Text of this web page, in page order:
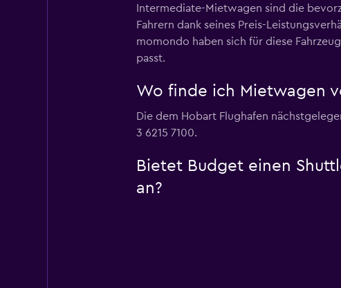
Intermediate-Mietwagen sind die
Fahrern dank seines Preis-
momondo haben sich für diese
passt.
Wo finde ich Mietwagen
Die dem Hobart Flughafen
3 6215 7100.
Bietet Budget einen
an?